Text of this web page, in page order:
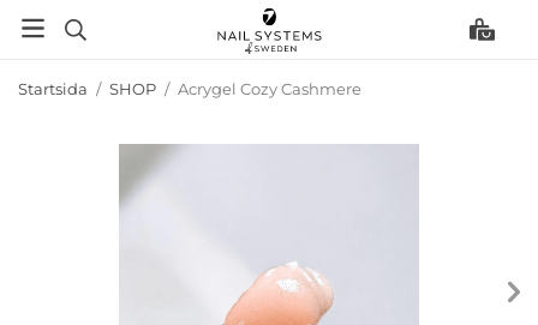
Startsida / SHOP / Acrygel Cozy Cashmere